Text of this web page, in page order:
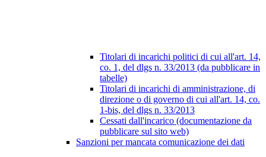
Titolari di incarichi politici di cui all'art. 14,
co. 1, del dlgs n. 33/2013 (da pubblicare in
tabelle)
Titolari di incarichi di amministrazione, di
direzione o di governo di cui all'art. 14, co.
1-bis, del dlgs n. 33/2013
Cessati dall'incarico (documentazione da
pubblicare sul sito web)
Sanzioni per mancata comunicazione dei dati